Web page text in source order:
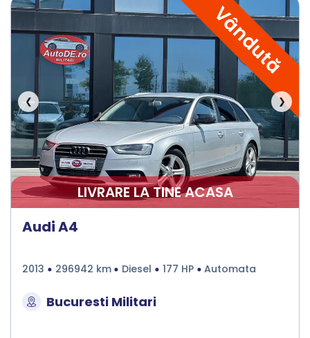
Vândută
❮ ❯
LIVRARE LA TINE ACASA
Audi A4
2013 296942 km Diesel 177 HP Automata
Bucuresti Militari